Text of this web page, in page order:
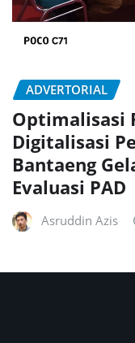
ADVERTORIAL
Optimalisasi
Digitalisasi
Bantaeng
Evaluasi PAD
Asruddin Azis